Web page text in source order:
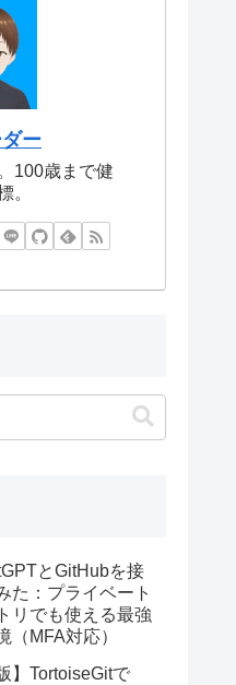
ー
100歳まで健
。
とGitHubを接
た：プライベート
リでも使える最強
（MFA対応）
】TortoiseGitで